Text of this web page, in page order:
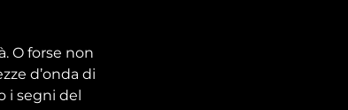
O forse non
d’onda di
i segni del